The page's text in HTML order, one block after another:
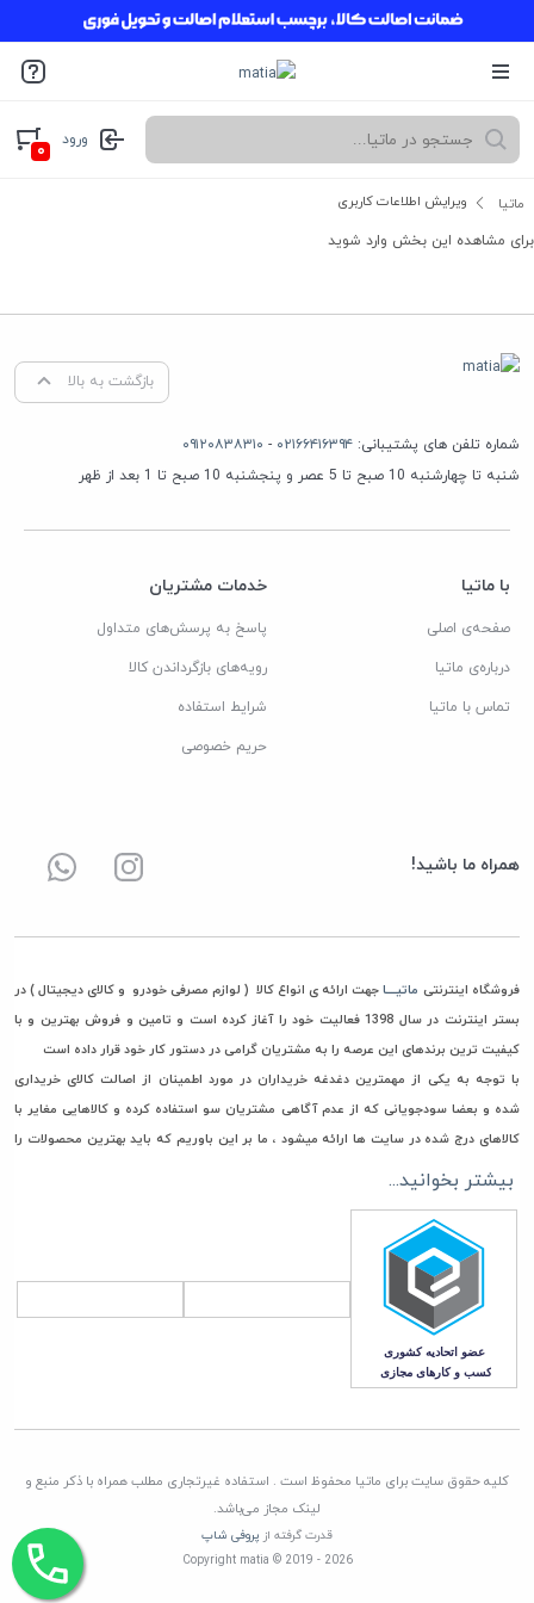
ورود
۰
ماتیا ویرایش اطلاعات کاربری
برای مشاهده این بخش وارد شوید
بازگشت به بالا
شماره تلفن های پشتیبانی: ۰۲۱۶۶۴۱۶۳۹۴ - ۰۹۱۲۰۸۳۸۳۱۰
شنبه تا چهارشنبه 10 صبح تا 5 عصر و پنجشنبه 10 صبح تا 1 بعد از ظهر
با ماتیا
صفحه‌ی اصلی
درباره‌ی ماتیا
تماس با ماتیا
خدمات مشتریان
پاسخ به پرسش‌های متداول
رویه‌های بازگرداندن کالا
شرایط استفاده
حریم خصوصی
همراه ما باشید!
فروشگاه اینترنتی ماتیــــا جهت ارائه ی انواع کالا ( لوازم مصرفی خودرو و کالای دیجیتال ) در
بستر اینترنت در سال 1398 فعالیت خود را آغاز کرده است و تامین و فروش بهترین و با
کیفیت ترین برندهای این عرصه را به مشتریان گرامی در دستور کار خود قرار داده است
با توجه به یکی از مهمترین دغدغه خریداران در مورد اطمینان از اصالت کالای خریداری
شده و بعضا سودجویانی که از عدم آگاهی مشتریان سو استفاده کرده و کالاهایی مغایر با
کالاهای درج شده در سایت ها ارائه میشود ، ما بر این باوریم که باید بهترین محصولات را
جهت خرید و استفاده در اختیار مشتریان گرامی مان قرار دهیم، به همین جهت فقط مستقیما
هرگونه کالای غیر اصل به انبار ماتیا به صفر برسانیم
همچنین در راستای قیمت گذاری، هدف ماتیا رساندن کالا به دست مشتری با قیمتی منصفانه
و رقابتی می باشد. چرا که برای باقی ماندن در این بازار به مدت طولانی برنامه ریزی کرده ایم
که این امر جز با همراهی و بدست آوردن اعتماد شما مشتریان گرامی، صورت نمی پذیرد
بیشتر بخوانید...
کلیه حقوق سایت برای ماتیا محفوظ است . استفاده غیرتجاری مطلب همراه با ذکر منبع و
لینک مجاز می‌باشد.
قدرت گرفته از پروفی شاپ
Copyright matia © 2019 - 2026